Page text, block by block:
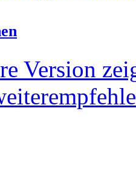
Version